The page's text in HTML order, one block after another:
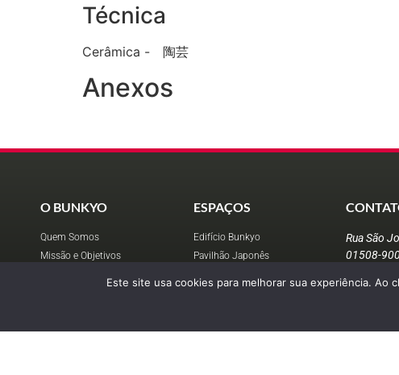
Técnica
Cerâmica - 陶芸
Anexos
O BUNKYO
Quem Somos
Missão e Objetivos
ESPAÇOS
Edifício Bunkyo
Pavilhão Japonês
Rua São
01508-
+55 (11)
> Grupo
Este site usa cookies para melhorar sua experiência. Ao